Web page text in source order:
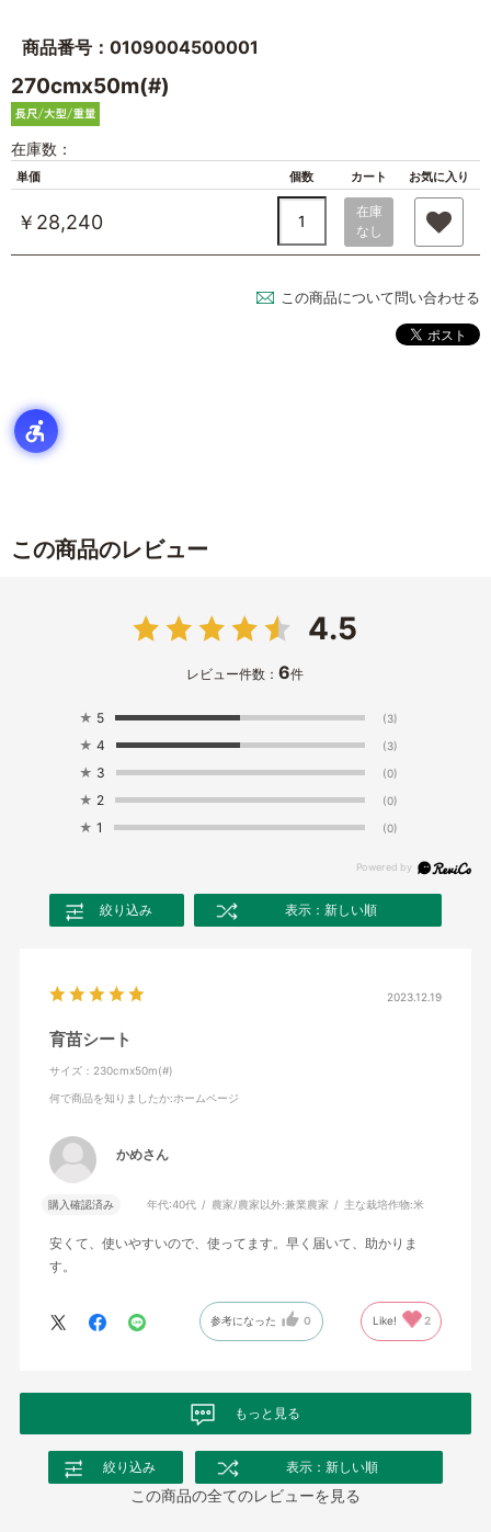
商品番号：0109004500001
270cmx50m(#)
在庫数：
単価 個数 カート お気に入り
￥28,240
在庫
なし
この商品について問い合わせる
この商品のレビュー
4.5
レビュー件数：6件
★ 5 (3)
★ 4 (3)
★ 3 (0)
★ 2 (0)
★ 1 (0)
絞り込み 表示：新しい順
2023.12.19
育苗シート
サイズ：230cmx50m(#)
何で商品を知りましたか:ホームページ
かめさん
購入確認済み 年代:40代 農家/農家以外:兼業農家 主な栽培作物:米
安くて、使いやすいので、使ってます。早く届いて、助かりま
す。
参考になった 0 Like! 2
もっと見る
絞り込み 表示：新しい順
この商品の全てのレビューを見る